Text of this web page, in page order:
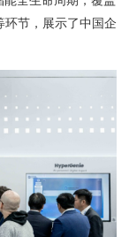
节，展示了中国企